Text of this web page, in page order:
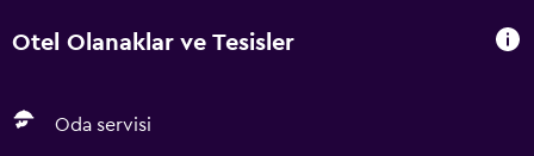
Otel Olanaklar ve Tesisler
Oda servisi